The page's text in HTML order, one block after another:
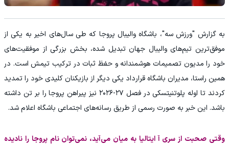
به گزارش "ورزش سه"، باشگاه والیبال پروجا که طی سال‌های اخیر به یکی از
موفق‌ترین تیم‌های والیبال جهان تبدیل شده، بخش بزرگی از موفقیت‌های
خود را مدیون تصمیمات هوشمندانه و حفظ ثبات در ترکیب تیمش است. در
همین راستا، مدیران باشگاه قرارداد یکی دیگر از بازیکنان کلیدی خود را تمدید
کردند تا اوله پلوتنیتسکی در فصل ۲۷-۲۰۲۶ نیز پیراهن پروجا را بر تن داشته
باشد. این خبر به صورت رسمی از طریق رسانه‌های اجتماعی باشگاه اعلام شد.
وقتی صحبت از سری آ ایتالیا به میان می‌آید، نمی‌توان نام پروجا را نادیده